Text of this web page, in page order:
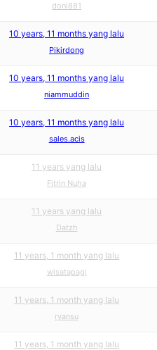
doni881
10 years, 11 months yang lalu
Pikirdong
10 years, 11 months yang lalu
niammuddin
10 years, 11 months yang lalu
sales.acis
11 years yang lalu
Fitrin Nuha
11 years yang lalu
Datzh
11 years, 1 month yang lalu
wisatapagi
11 years, 1 month yang lalu
ryansu
11 years, 1 month yang lalu